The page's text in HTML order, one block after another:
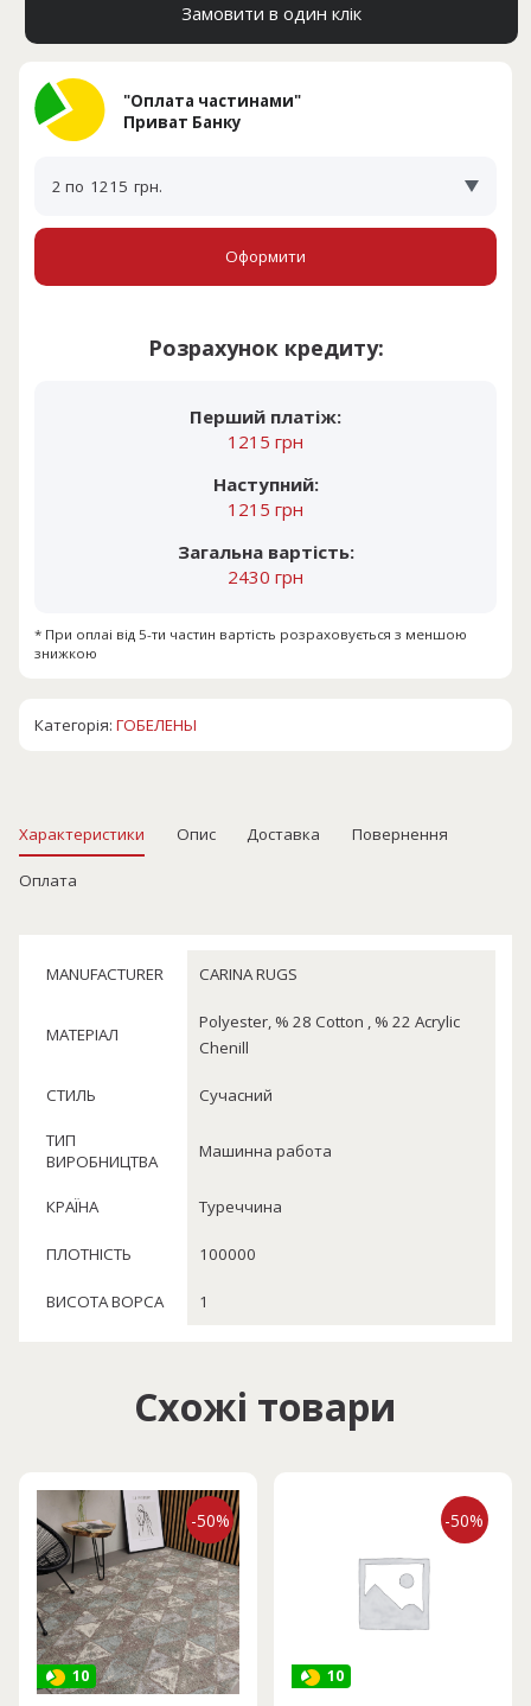
Замовити в один клік
"Оплата частинами"
Приват Банку
2 по 1215 грн.
Оформити
Розрахунок кредиту:
Перший платіж:
1215 грн
Наступний:
1215 грн
Загальна вартість:
2430 грн
* При оплаі від 5-ти частин вартість розраховується з меншою
знижкою
Категорія:ГОБЕЛЕНЫ
Характеристики Опис Доставка Повернення
Оплата
MANUFACTURER CARINA RUGS
МАТЕРІАЛ
Polyester, % 28 Cotton , % 22 Acrylic
Chenill
СТИЛЬ Сучасний
ТИП
ВИРОБНИЦТВА
Машинна работа
КРАЇНА Туреччина
ПЛОТНІСТЬ 100000
ВИСОТА ВОРСА 1
Схожі товари
10
-50%
10
-50%